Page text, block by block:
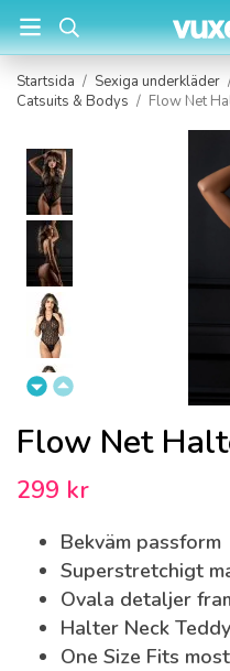
Startsida / Sexiga underkläder
Catsuits & Bodys / Flow Net
Flow Net
299 kr
Bekväm passform
Superstretchigt
Ovala detaljer
Halter Neck Teddy
One Size Fits most